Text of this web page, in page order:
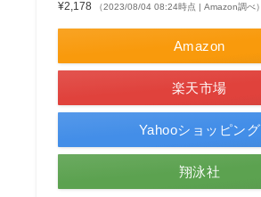
¥2,178 （2023/08/04 08:24時点 | Amazon調べ）
Amazon
楽天市場
Yahooショッピング
翔泳社